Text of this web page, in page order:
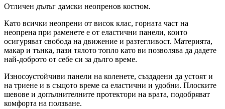
Отличен дълъг дамски неопренов костюм.
Като всички неопрени от висок клас, горната част на
неопрена при раменете е от еластични панели, които
осигуряват свобода на движение и разтегливост. Материята,
макар и тънка, пази тялото топло като ви позволява да дадете
най-доброто от себе си за дълго време.
Износоустойчиви панели на коленете, създадени да устоят и
на триене и в същото време са еластични и удобни. Плоските
шевове и допълнителните протектори на врата, подобряват
комфорта на ползване.